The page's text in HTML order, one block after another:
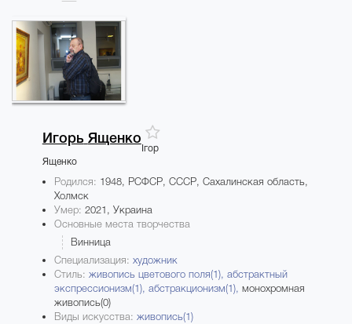
Игорь Ященко
Ігор
Ященко
Родился: 1948, РСФСР, СССР, Сахалинская область,
Холмск
Умер: 2021, Украина
Основные места творчества
Винница
Специализация: художник
Стиль: живопись цветового поля(1), абстрактный
экспрессионизм(1), абстракционизм(1), монохромная
живопись(0)
Виды искусства: живопись(1)